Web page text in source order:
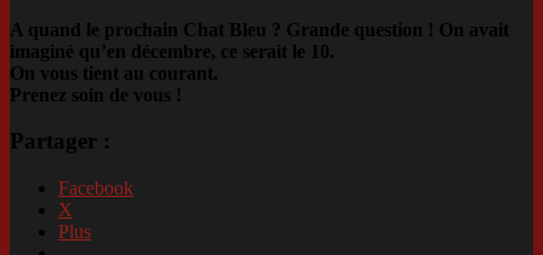
A quand le prochain Chat Bleu ? Grande question ! On avait
imaginé qu’en décembre, ce serait le 10.
On vous tient au courant.
Prenez soin de vous !
Partager :
Facebook
X
Plus